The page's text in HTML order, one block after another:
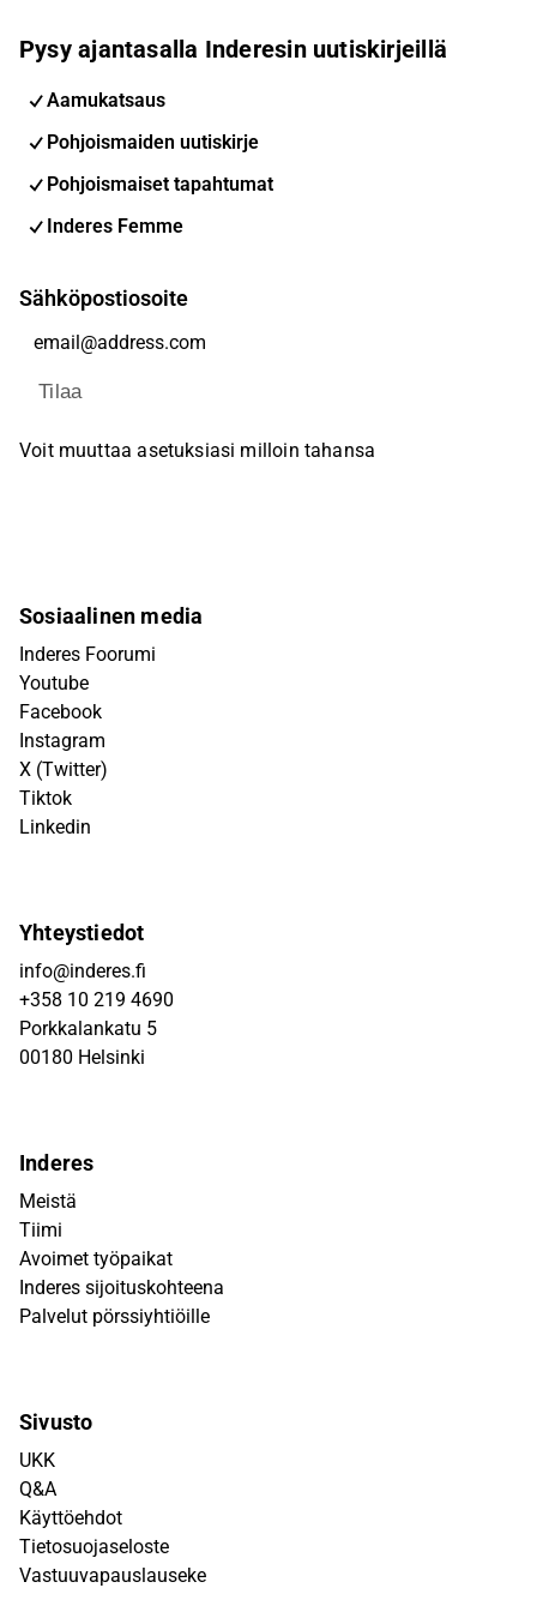
Pysy ajantasalla Inderesin uutiskirjeillä
Aamukatsaus
Pohjoismaiden uutiskirje
Pohjoismaiset tapahtumat
Inderes Femme
Sähköpostiosoite
Tilaa
Voit muuttaa asetuksiasi milloin tahansa
Sosiaalinen media
Inderes Foorumi
Youtube
Facebook
Instagram
X (Twitter)
Tiktok
Linkedin
Yhteystiedot
info@inderes.fi
+358 10 219 4690
Porkkalankatu 5
00180 Helsinki
Inderes
Meistä
Tiimi
Avoimet työpaikat
Inderes sijoituskohteena
Palvelut pörssiyhtiöille
Sivusto
UKK
Q&A
Käyttöehdot
Tietosuojaseloste
Vastuuvapauslauseke